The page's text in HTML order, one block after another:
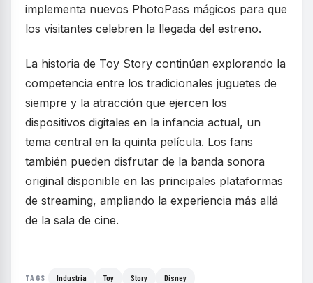
implementa nuevos PhotoPass mágicos para que
los visitantes celebren la llegada del estreno.
La historia de Toy Story continúan explorando la
competencia entre los tradicionales juguetes de
siempre y la atracción que ejercen los
dispositivos digitales en la infancia actual, un
tema central en la quinta película. Los fans
también pueden disfrutar de la banda sonora
original disponible en las principales plataformas
de streaming, ampliando la experiencia más allá
de la sala de cine.
TAGS Industria Toy Story Disney